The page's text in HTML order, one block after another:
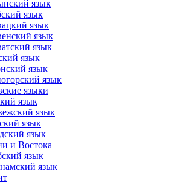
язык
язык
язык
язык
язык
язык
язык
язык
языки
язык
язык
язык
язык
и Востока
язык
язык